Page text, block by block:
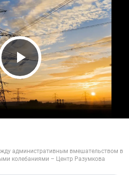
Play Video